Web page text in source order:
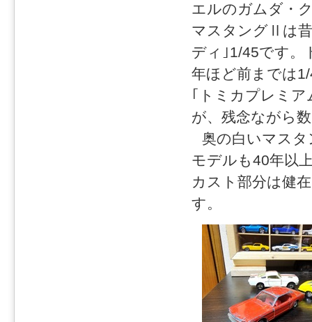
エルのガムダ・
マスタングⅡは
ディ｣1/45です。
年ほど前までは
｢トミカプレミ
が、残念ながら
奥の白いマス
モデルも40年以
カスト部分は健
す。